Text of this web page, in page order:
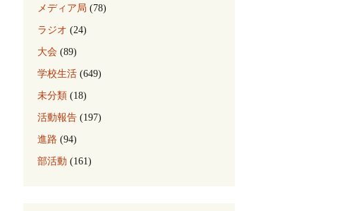
メディア局 (78)
ラジオ (24)
大会 (89)
学校生活 (649)
未分類 (18)
活動報告 (197)
進路 (94)
部活動 (161)